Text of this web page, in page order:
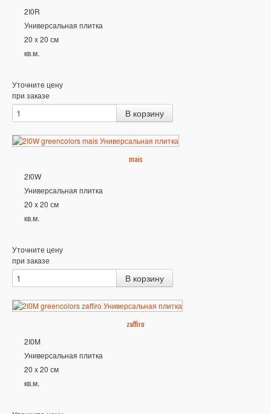
2I0R
Универсальная плитка
20 x 20 см
кв.м.
Уточните цену
при заказе
mais
2I0W
Универсальная плитка
20 x 20 см
кв.м.
Уточните цену
при заказе
zaffiro
2I0M
Универсальная плитка
20 x 20 см
кв.м.